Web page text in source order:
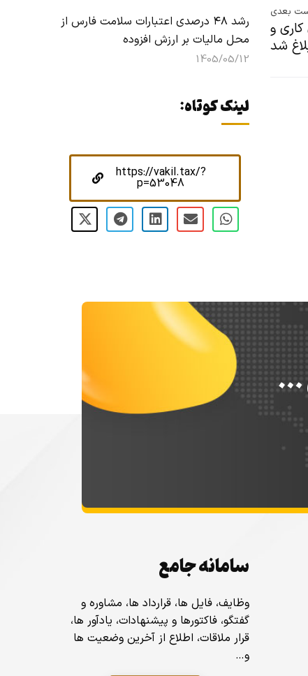
بعدی
و
شد
رشد ۴۸ درصدی اعتبارات سلامت فارس از
محل مالیات بر ارزش افزوده
1405/05/12
لینک کوتاه:
https://vakil.tax/?
p=53048
…
سامانه جامع
وظایف، فایل ها، قرارداد ها، مشاوره و
گفتگو، فاکتورها و پیشنهادات، یادآور ها،
قرار ملاقات، اطلاع از آخرین وضعیت ها
و…